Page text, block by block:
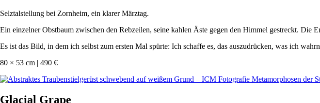
Selztalstellung bei Zornheim, ein klarer Märztag.
Ein einzelner Obstbaum zwischen den Rebzeilen, seine kahlen Äste gegen den Himmel gestreckt. Die
Es ist das Bild, in dem ich selbst zum ersten Mal spürte: Ich schaffe es, das auszudrücken, was ich
80 × 53 cm | 490 €
Glacial Grape